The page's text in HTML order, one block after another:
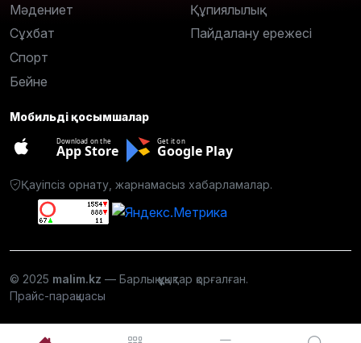
Мәдениет
Сұхбат
Спорт
Бейне
Құпиялылық
Пайдалану ережесі
Мобильді қосымшалар
Download on the
App Store
Get it on
Google Play
Қауіпсіз орнату, жарнамасыз хабарламалар.
© 2025 malim.kz — Барлық құқықтар қорғалған.
Прайс-парақшасы